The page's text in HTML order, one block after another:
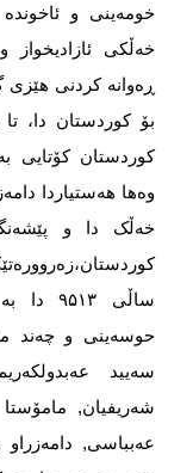
خومەینی و
خەڵکی
ڕەوانە کردنی هێزی
بۆ کوردستان دا،
كوردستان کۆتایی
وەها هەستیاردا
خەڵک دا و
ساڵی ۱۳۵۹دا بە
حوسەینی و چەند
سەیید
شەریفیان,
عەبباسی,